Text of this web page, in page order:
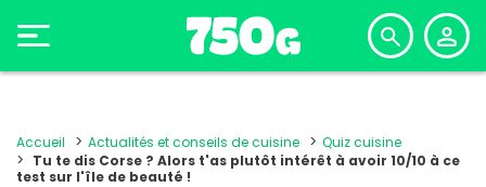
Accueil Actualités et conseils de cuisine
Quiz cuisine
Tu te dis Corse ? Alors t'as plutôt intérêt à avoir 10/10 à ce
test sur l'île de beauté !